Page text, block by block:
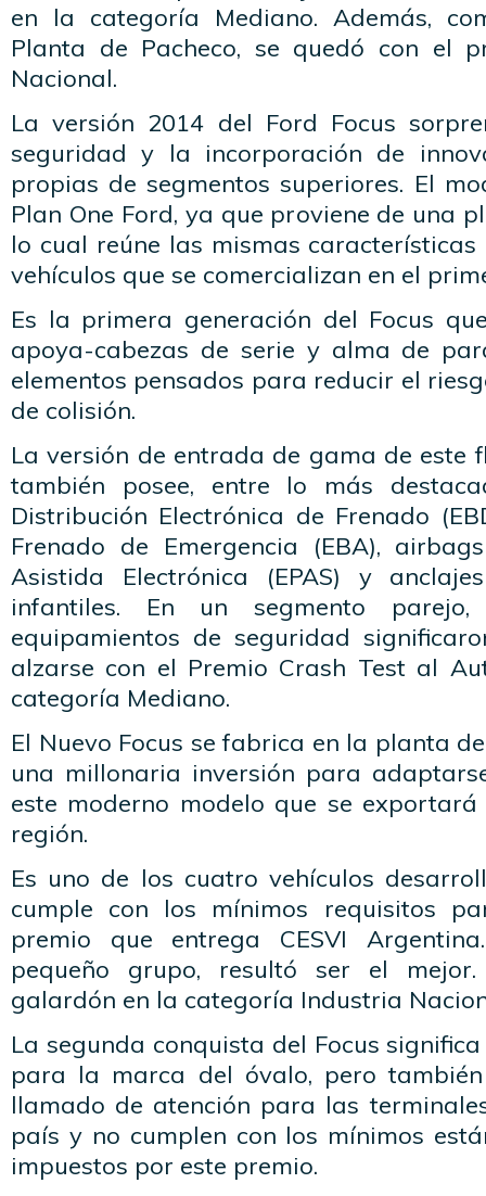
en la categoría Mediano. Además,
Planta de Pacheco, se quedó con el
Nacional.
La versión 2014 del Ford Focus
seguridad y la incorporación de
propias de segmentos superiores. El
Plan One Ford, ya que proviene de una
lo cual reúne las mismas
vehículos que se comercializan en el
Es la primera generación del Focus
apoya-cabezas de serie y alma de
elementos pensados para reducir el
de colisión.
La versión de entrada de gama de este
también posee, entre lo más
Distribución Electrónica de Frenado
Frenado de Emergencia (EBA),
Asistida Electrónica (EPAS) y
infantiles. En un segmento
equipamientos de seguridad
alzarse con el Premio Crash Test al
categoría Mediano.
El Nuevo Focus se fabrica en la planta
una millonaria inversión para
este moderno modelo que se
región.
Es uno de los cuatro vehículos
cumple con los mínimos requisitos
premio que entrega CESVI
pequeño grupo, resultó ser el
galardón en la categoría Industria
La segunda conquista del Focus
para la marca del óvalo, pero
llamado de atención para las
país y no cumplen con los mínimos
impuestos por este premio.